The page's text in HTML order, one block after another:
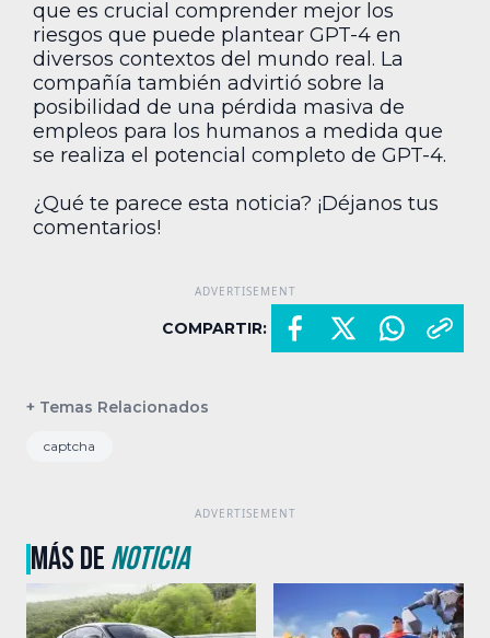
que es crucial comprender mejor los
riesgos que puede plantear GPT-4 en
diversos contextos del mundo real. La
compañía también advirtió sobre la
posibilidad de una pérdida masiva de
empleos para los humanos a medida que
se realiza el potencial completo de GPT-4.
¿Qué te parece esta noticia? ¡Déjanos tus
comentarios!
COMPARTIR:
+ Temas Relacionados
captcha
MÁS DENOTICIA